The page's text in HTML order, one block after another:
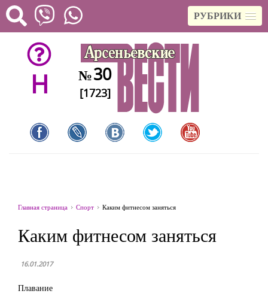
РУБРИКИ
H №30
[1723]
Главная страница Спорт Каким фитнесом заняться
Каким фитнесом заняться
16.01.2017
Плавание